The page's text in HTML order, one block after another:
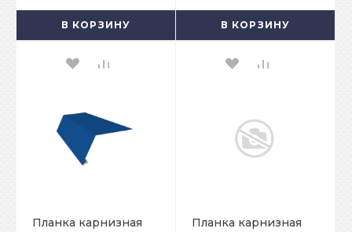
В КОРЗИНУ В КОРЗИНУ
Планка карнизная
Планка карнизная